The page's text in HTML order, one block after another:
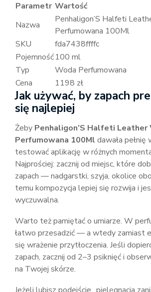
Parametr Wartość
Nazwa
Penhaligon’S Halfeti
Perfumowana 100Ml
SKU
fda7438ffffc
Pojemność100 ml
Typ
Woda Perfumowana
Cena
1198 zł
Jak używać, by zapach
się najlepiej
Żeby Penhaligon’S Halfeti Leather
Perfumowana 100Ml dawała
testować aplikację w różnych
Najprościej: zacznij od miejsc, które
zapach — nadgarstki, szyja, okolice
temu kompozycja lepiej się rozwija i
wyczuwalna.
Warto też pamiętać o umiarze. W
łatwo przesadzić — a wtedy zamiast
się wrażenie przytłoczenia. Jeśli
zapach, zacznij od 2–3 psiknięć i
na Twojej skórze.